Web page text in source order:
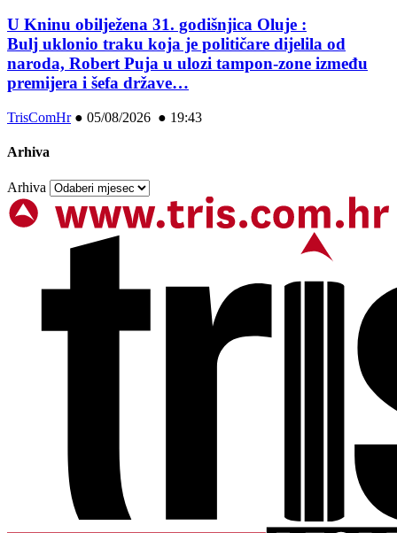
U Kninu obilježena 31. godišnjica Oluje :
Bulj uklonio traku koja je političare dijelila od
naroda, Robert Puja u ulozi tampon-zone između
premijera i šefa države…
TrisComHr● 05/08/2026 ● 19:43
Arhiva
Arhiva